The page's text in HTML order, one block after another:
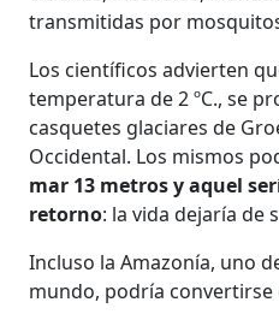
transmitidas por
Los científicos advierten
temperatura de 2 ºC., se
casquetes glaciares de
Occidental. Los mismos
mar 13 metros y aquel
retorno: la vida dejaría de
Incluso la Amazonía, uno
mundo, podría convertirse